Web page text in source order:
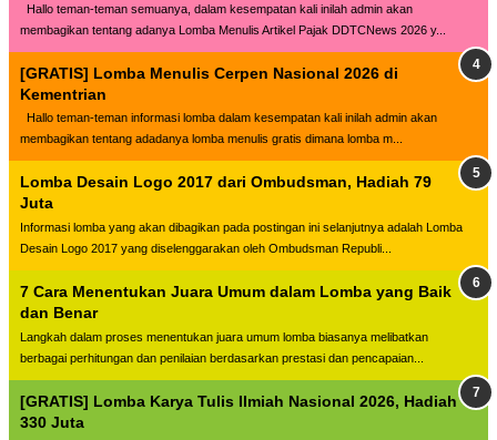
Hallo teman-teman semuanya, dalam kesempatan kali inilah admin akan
membagikan tentang adanya Lomba Menulis Artikel Pajak DDTCNews 2026 y...
[GRATIS] Lomba Menulis Cerpen Nasional 2026 di
Kementrian
Hallo teman-teman informasi lomba dalam kesempatan kali inilah admin akan
membagikan tentang adadanya lomba menulis gratis dimana lomba m...
Lomba Desain Logo 2017 dari Ombudsman, Hadiah 79
Juta
Informasi lomba yang akan dibagikan pada postingan ini selanjutnya adalah Lomba
Desain Logo 2017 yang diselenggarakan oleh Ombudsman Republi...
7 Cara Menentukan Juara Umum dalam Lomba yang Baik
dan Benar
Langkah dalam proses menentukan juara umum lomba biasanya melibatkan
berbagai perhitungan dan penilaian berdasarkan prestasi dan pencapaian...
[GRATIS] Lomba Karya Tulis Ilmiah Nasional 2026, Hadiah
330 Juta